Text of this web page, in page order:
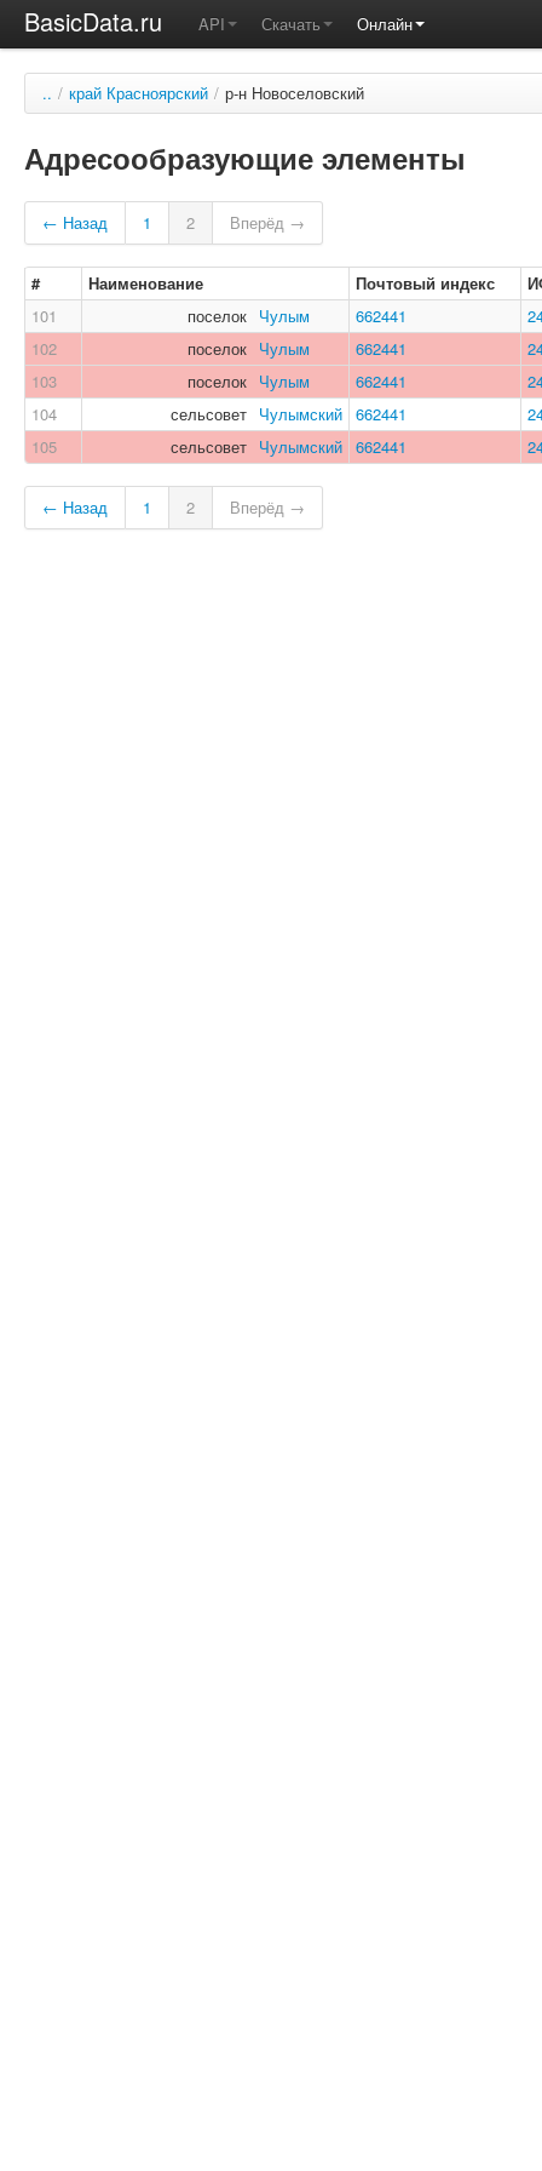
BasicData.ru API Скачать Онлайн
.. / край Красноярский / р-н Новоселовский
Адресообразующие элементы
← Назад 1 2 Вперёд →
# Наименование Почтовый индекс
101
поселок Чулым 662441
102
поселок Чулым 662441
103
поселок Чулым 662441
104
сельсовет Чулымский 662441
105
сельсовет Чулымский 662441
← Назад 1 2 Вперёд →